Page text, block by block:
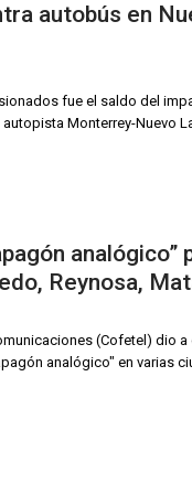
autobús en
fue el saldo del
Monterrey-Nuevo
analógico”
Reynosa,
(Cofetel) dio
analógico" en varias